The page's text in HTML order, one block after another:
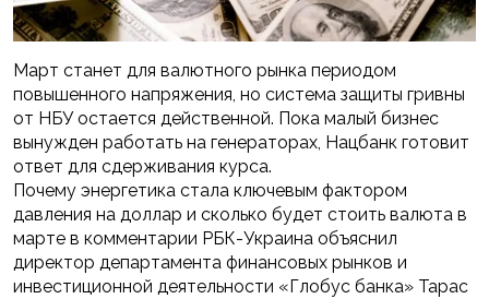
Март станет для валютного рынка периодом
повышенного напряжения, но система защиты гривны
от НБУ остается действенной. Пока малый бизнес
вынужден работать на генераторах, Нацбанк готовит
ответ для сдерживания курса.
Почему энергетика стала ключевым фактором
давления на доллар и сколько будет стоить валюта в
марте в комментарии РБК-Украина объяснил
директор департамента финансовых рынков и
инвестиционной деятельности «Глобус банка» Тарас